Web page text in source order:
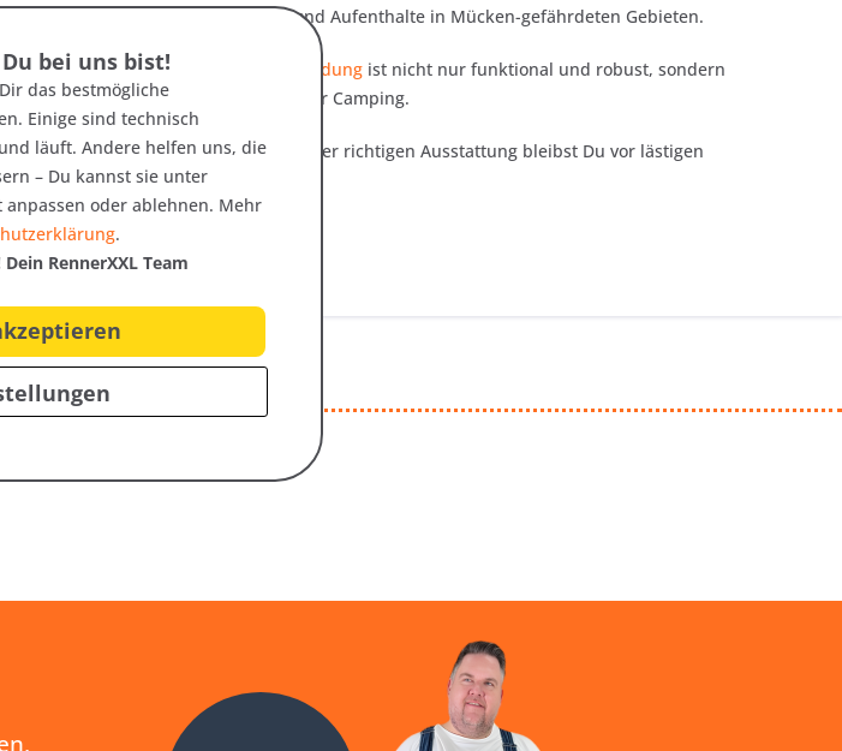
können – ideal für Wanderungen und Aufenthalte in Mücken-gefährdeten Gebieten.
große Rolle. Unsere Outdoorbekleidungist nicht nur funktional und robust, sondern
sein – ideal für Trekkingtouren oder Camping.
oder bei Outdoor-Aktivitäten – mit der richtigen Ausstattung bleibst Du vor lästigen
Produkte!
bei uns bist!
das bestmögliche
Einige sind technisch
läuft. Andere helfen uns, die
– Du kannst sie unter
oder ablehnen. Mehr
.
RennerXXL Team